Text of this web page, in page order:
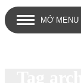
MỞ MENU